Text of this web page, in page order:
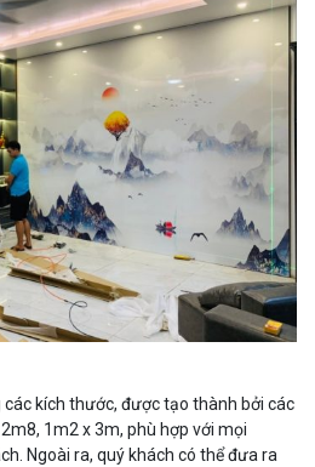
kích thước, được tạo thành bởi các
1m2 x 3m, phù hợp với mọi
Ngoài ra, quý khách có thể đưa ra